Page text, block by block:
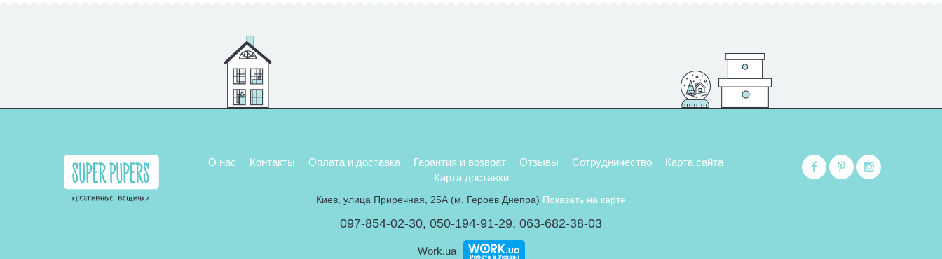
О нас Контакты Оплата и доставка Гарантия и возврат Отзывы Сотрудничество
Карта сайта
Карта доставки
Киев, улица Приречная, 25А (м. Героев Днепра) Показать на карте
097-854-02-30, 050-194-91-29, 063-682-38-03
Work.ua